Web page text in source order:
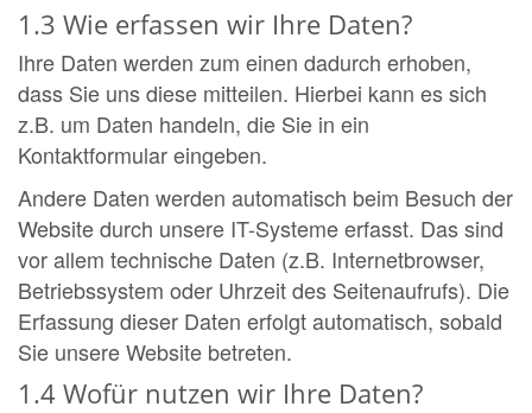
1.3 Wie erfassen wir Ihre Daten?
Ihre Daten werden zum einen dadurch erhoben,
dass Sie uns diese mitteilen. Hierbei kann es sich
z.B. um Daten handeln, die Sie in ein
Kontaktformular eingeben.
Andere Daten werden automatisch beim Besuch der
Website durch unsere IT-Systeme erfasst. Das sind
vor allem technische Daten (z.B. Internetbrowser,
Betriebssystem oder Uhrzeit des Seitenaufrufs). Die
Erfassung dieser Daten erfolgt automatisch, sobald
Sie unsere Website betreten.
1.4 Wofür nutzen wir Ihre Daten?